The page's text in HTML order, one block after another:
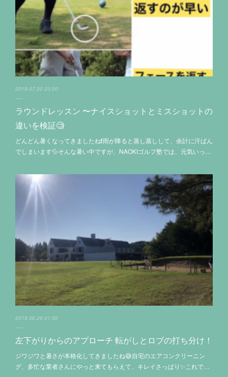
2019.07.20 23:00
ラウンドレッスン 〜ナイスショットとミスショットの
違いを検証🧐
どんどん暑くなってきましたね❗️雨が降ると蒸し蒸しして、余計に汗ばん
でしまいます💦そんな暑い中ですが、NAOKIゴルフ塾では、元気いっ…
2019.06.26 01:50
左下がりからのアプローチ 転がしとロブの打ち分け！
ジワジワと暑さが本格化してきましたね😅自宅のエアコンクリーニン
グ、多忙な業者さんにやっと来てもらえて、キレイさっぱり✨これで…